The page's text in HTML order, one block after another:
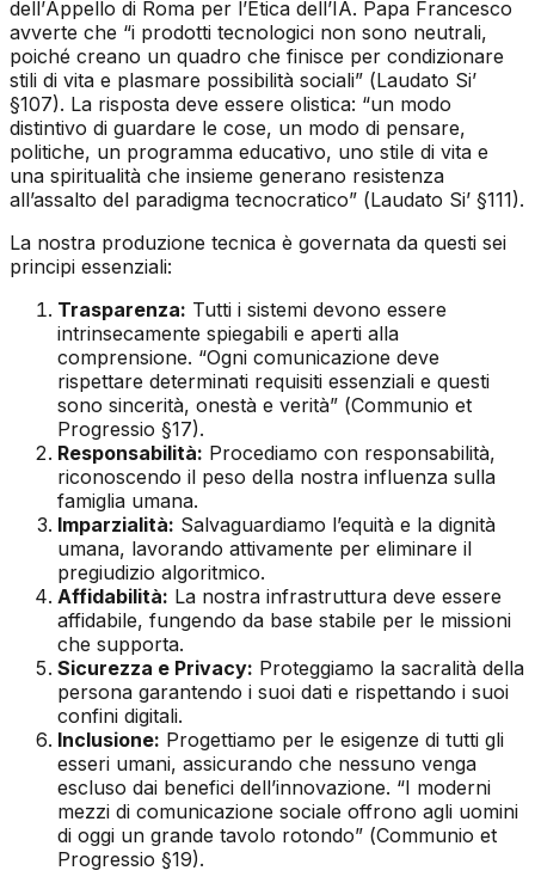
dell’Appello di Roma per l’Etica dell’IA. Papa Francesco
avverte che “i prodotti tecnologici non sono neutrali,
poiché creano un quadro che finisce per condizionare
stili di vita e plasmare possibilità sociali” (Laudato Si’
§107). La risposta deve essere olistica: “un modo
distintivo di guardare le cose, un modo di pensare,
politiche, un programma educativo, uno stile di vita e
una spiritualità che insieme generano resistenza
all’assalto del paradigma tecnocratico” (Laudato Si’ §111).
La nostra produzione tecnica è governata da questi sei
principi essenziali:
Trasparenza: Tutti i sistemi devono essere
intrinsecamente spiegabili e aperti alla
comprensione. “Ogni comunicazione deve
rispettare determinati requisiti essenziali e questi
sono sincerità, onestà e verità” (Communio et
Progressio §17).
Responsabilità: Procediamo con responsabilità,
riconoscendo il peso della nostra influenza sulla
famiglia umana.
Imparzialità: Salvaguardiamo l’equità e la dignità
umana, lavorando attivamente per eliminare il
pregiudizio algoritmico.
Affidabilità: La nostra infrastruttura deve essere
affidabile, fungendo da base stabile per le missioni
che supporta.
Sicurezza e Privacy: Proteggiamo la sacralità della
persona garantendo i suoi dati e rispettando i suoi
confini digitali.
Inclusione: Progettiamo per le esigenze di tutti gli
esseri umani, assicurando che nessuno venga
escluso dai benefici dell’innovazione. “I moderni
mezzi di comunicazione sociale offrono agli uomini
di oggi un grande tavolo rotondo” (Communio et
Progressio §19).